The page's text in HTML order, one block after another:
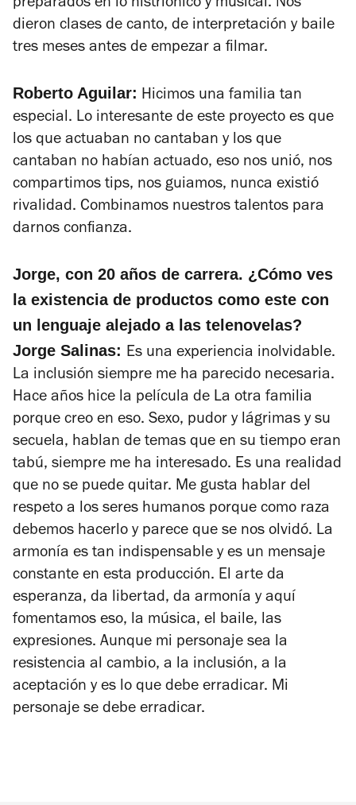
preparados en lo histriónico y musical. Nos
dieron clases de canto, de interpretación y baile
tres meses antes de empezar a filmar.
Roberto Aguilar: Hicimos una familia tan
especial. Lo interesante de este proyecto es que
los que actuaban no cantaban y los que
cantaban no habían actuado, eso nos unió, nos
compartimos tips, nos guiamos, nunca existió
rivalidad. Combinamos nuestros talentos para
darnos confianza.
Jorge, con 20 años de carrera. ¿Cómo ves
la existencia de productos como este con
un lenguaje alejado a las telenovelas?
Jorge Salinas: Es una experiencia inolvidable.
La inclusión siempre me ha parecido necesaria.
Hace años hice la película de La otra familia
porque creo en eso. Sexo, pudor y lágrimas y su
secuela, hablan de temas que en su tiempo eran
tabú, siempre me ha interesado. Es una realidad
que no se puede quitar. Me gusta hablar del
respeto a los seres humanos porque como raza
debemos hacerlo y parece que se nos olvidó. La
armonía es tan indispensable y es un mensaje
constante en esta producción. El arte da
esperanza, da libertad, da armonía y aquí
fomentamos eso, la música, el baile, las
expresiones. Aunque mi personaje sea la
resistencia al cambio, a la inclusión, a la
aceptación y es lo que debe erradicar. Mi
personaje se debe erradicar.